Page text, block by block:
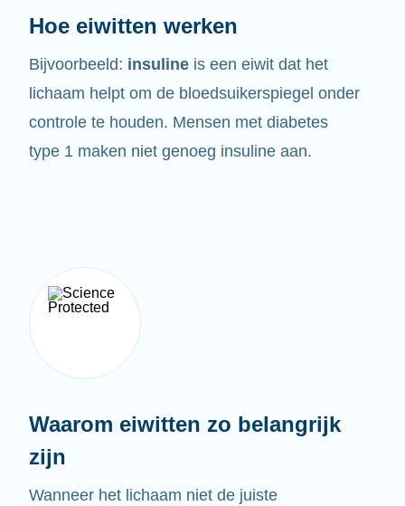
Hoe eiwitten werken
Bijvoorbeeld: insuline is een eiwit dat het
lichaam helpt om de bloedsuikerspiegel onder
controle te houden. Mensen met diabetes
type 1 maken niet genoeg insuline aan.
Waarom eiwitten zo belangrijk
zijn
Wanneer het lichaam niet de juiste